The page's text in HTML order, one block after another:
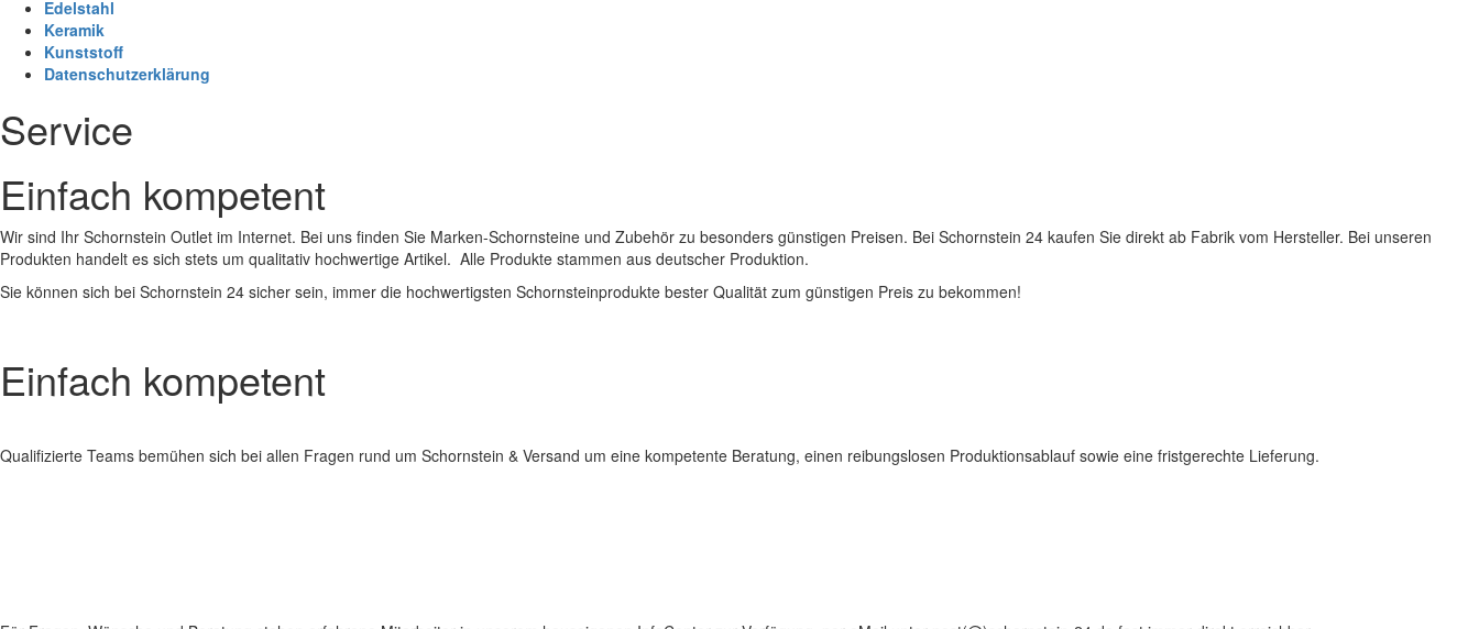
Edelstahl
Keramik
Kunststoff
Datenschutzerklärung
Service
Einfach kompetent
Wir sind Ihr Schornstein Outlet im Internet. Bei uns finden Sie Marken-Schornsteine und Zubehör zu besonders günstigen Preisen. Bei Schornstein 24 kaufen Sie direkt ab Fabrik vom Hersteller. Bei unseren
Produkten handelt es sich stets um qualitativ hochwertige Artikel. Alle Produkte stammen aus deutscher Produktion.
Sie können sich bei Schornstein 24 sicher sein, immer die hochwertigsten Schornsteinprodukte bester Qualität zum günstigen Preis zu bekommen!
Einfach kompetent
Qualifizierte Teams bemühen sich bei allen Fragen rund um Schornstein & Versand um eine kompetente Beratung, einen reibungslosen Produktionsablauf sowie eine fristgerechte Lieferung.